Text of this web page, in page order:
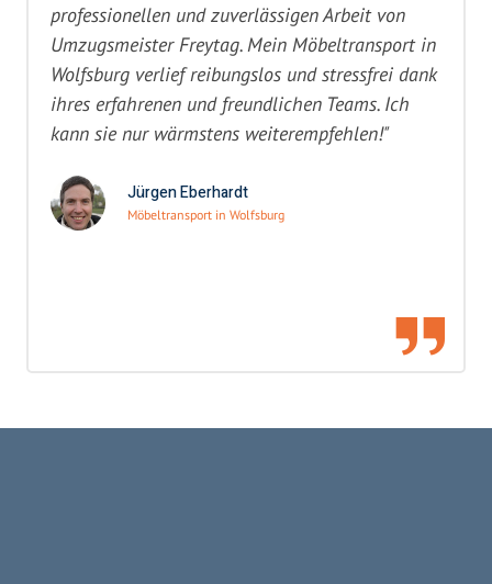
professionellen und zuverlässigen Arbeit von
Umzugsmeister Freytag. Mein Möbeltransport in
Wolfsburg verlief reibungslos und stressfrei dank
ihres erfahrenen und freundlichen Teams. Ich
kann sie nur wärmstens weiterempfehlen!"
Jürgen Eberhardt
Möbeltransport in Wolfsburg